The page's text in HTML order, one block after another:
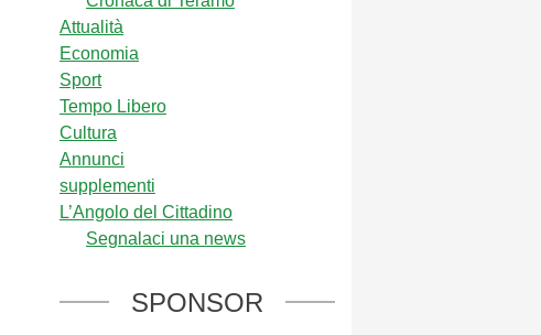
Attualità
Economia
Sport
Tempo Libero
Cultura
Annunci
supplementi
L’Angolo del Cittadino
Segnalaci una news
SPONSOR